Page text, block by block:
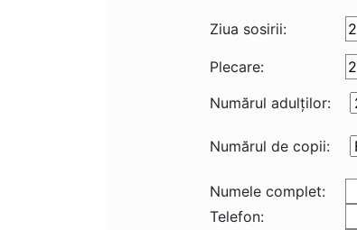
Ziua sosirii:
Plecare:
Numărul adulţilor:
Numărul de copii:
Numele complet:
Telefon: